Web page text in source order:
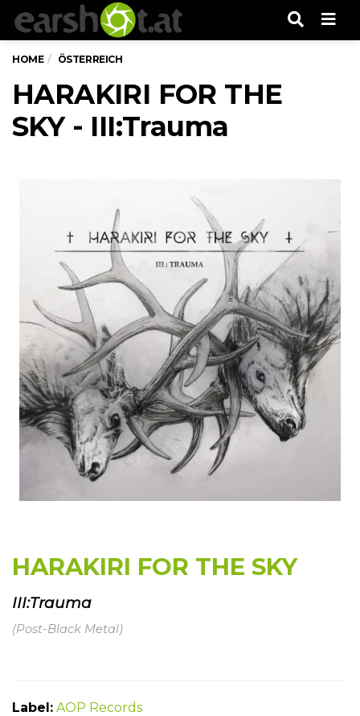
HOME ÖSTERREICH
HARAKIRI FOR THE
SKY - III:Trauma
HARAKIRI FOR THE SKY
III:Trauma
(Post-Black Metal)
Label: AOP Records